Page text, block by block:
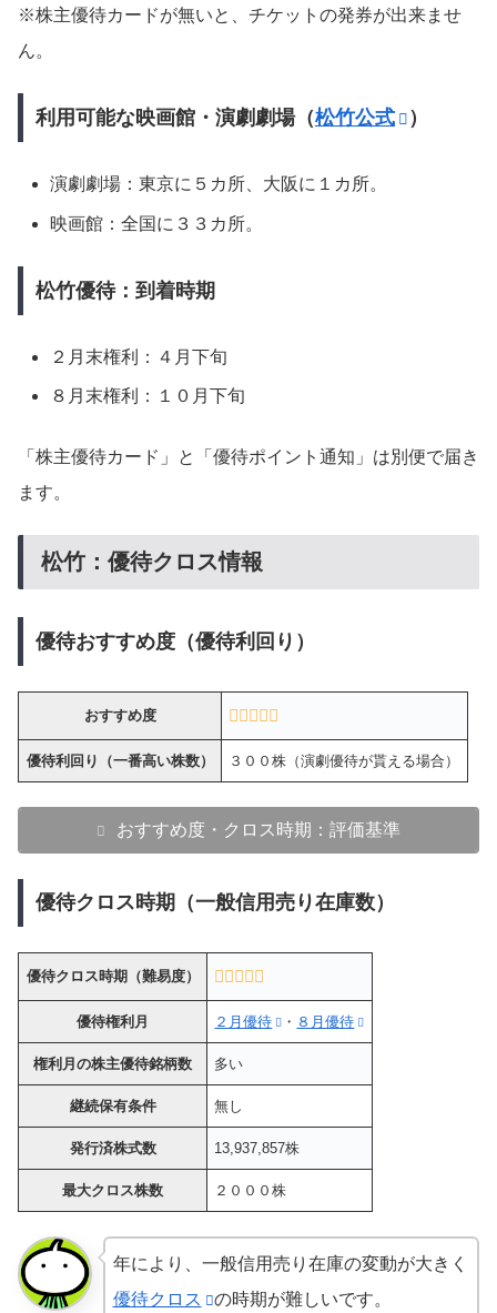
※株主優待カードが無いと、チケットの発券が出来ませ
ん。
利用可能な映画館・演劇劇場（松竹公式 ）
演劇劇場：東京に５カ所、大阪に１カ所。
映画館：全国に３３カ所。
松竹優待：到着時期
２月末権利：４月下旬
８月末権利：１０月下旬
「株主優待カード」と「優待ポイント通知」は別便で届き
ます。
松竹：優待クロス情報
優待おすすめ度（優待利回り）
おすすめ度
優待利回り（一番高い株数） ３００株（演劇優待が貰える場合）
おすすめ度・クロス時期：評価基準
優待クロス時期（一般信用売り在庫数）
優待クロス時期（難易度）
優待権利月 ２月優待 ・ ８月優待
権利月の株主優待銘柄数 多い
継続保有条件 無し
発行済株式数 13,937,857株
最大クロス株数 ２０００株
年により、一般信用売り在庫の変動が大きく
優待クロス
の時期が難しいです。